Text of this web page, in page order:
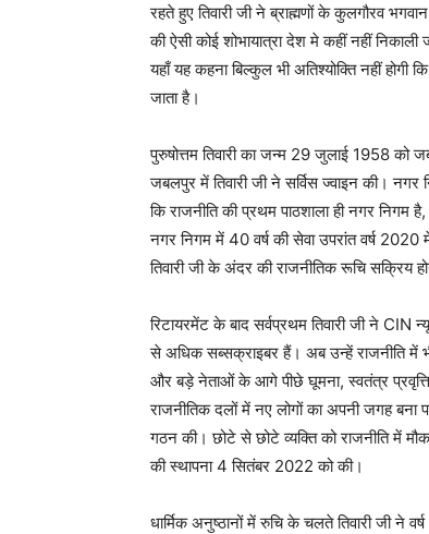
रहते हुए तिवारी जी ने ब्राह्मणों के कुलगौरव
की ऐसी कोई शोभायात्रा देश मे कहीं नहीं
यहाँ यह कहना बिल्कुल भी अतिश्योक्ति नहीं होगी
जाता है।
पुरुषोत्तम तिवारी का जन्म 29 जुलाई 1958
जबलपुर में तिवारी जी ने सर्विस ज्वाइन की। नगर
कि राजनीति की प्रथम पाठशाला ही नगर निगम है,
नगर निगम में 40 वर्ष की सेवा उपरांत वर्ष 2020
तिवारी जी के अंदर की राजनीतिक रूचि सक्रिय
रिटायरमेंट के बाद सर्वप्रथम तिवारी जी ने
से अधिक सब्सक्राइबर हैं। अब उन्हें राजनीति में
और बड़े नेताओं के आगे पीछे घूमना, स्वतंत्र प्रवृत्ति
राजनीतिक दलों में नए लोगों का अपनी जगह
गठन की। छोटे से छोटे व्यक्ति को राजनीति में
की स्थापना 4 सितंबर 2022 को की।
धार्मिक अनुष्ठानों में रुचि के चलते तिवारी जी ने